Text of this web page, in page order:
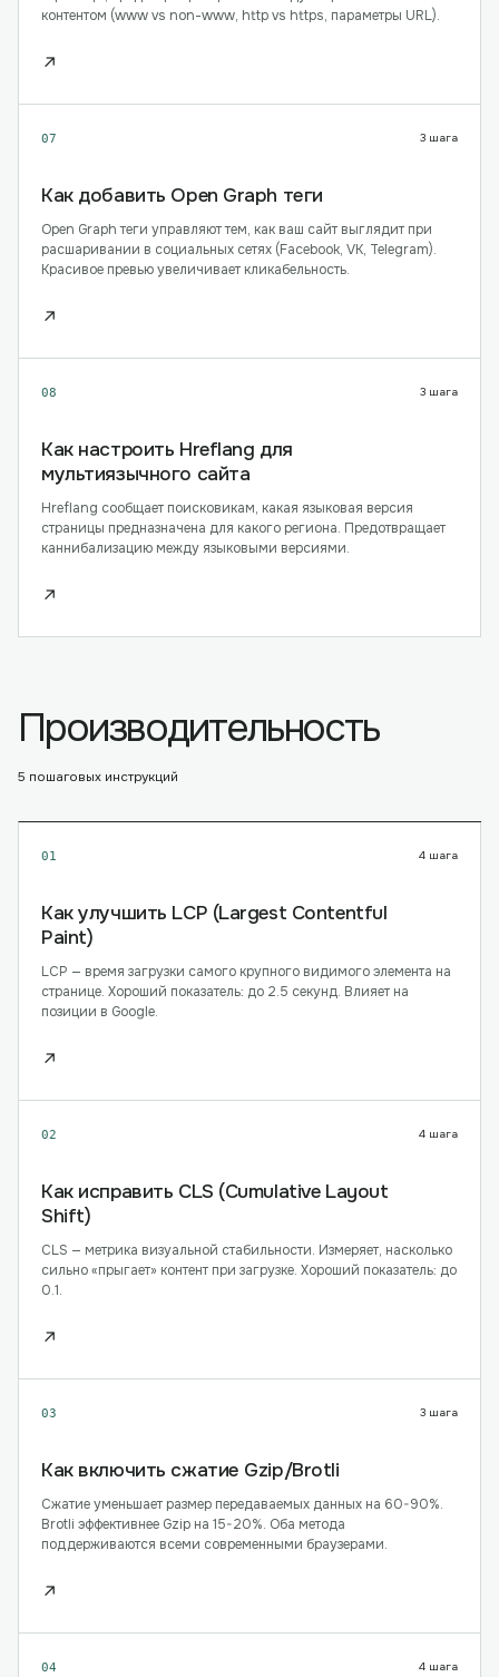
контентом (www vs non-www, http vs https, параметры URL).
↗
07 3 шага
Как добавить Open Graph теги
Open Graph теги управляют тем, как ваш сайт выглядит при
расшаривании в социальных сетях (Facebook, VK, Telegram).
Красивое превью увеличивает кликабельность.
↗
08 3 шага
Как настроить Hreflang для
мультиязычного сайта
Hreflang сообщает поисковикам, какая языковая версия
страницы предназначена для какого региона. Предотвращает
каннибализацию между языковыми версиями.
↗
Производительность
5 пошаговых инструкций
01 4 шага
Как улучшить LCP (Largest Contentful
Paint)
LCP — время загрузки самого крупного видимого элемента на
странице. Хороший показатель: до 2.5 секунд. Влияет на
позиции в Google.
↗
02 4 шага
Как исправить CLS (Cumulative Layout
Shift)
CLS — метрика визуальной стабильности. Измеряет, насколько
сильно «прыгает» контент при загрузке. Хороший показатель: до
0.1.
↗
03 3 шага
Как включить сжатие Gzip/Brotli
Сжатие уменьшает размер передаваемых данных на 60-90%.
Brotli эффективнее Gzip на 15-20%. Оба метода
поддерживаются всеми современными браузерами.
↗
04 4 шага